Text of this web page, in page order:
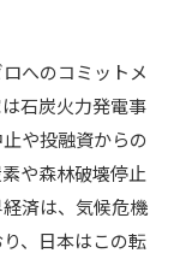
へのコミットメ
石炭火力発電事
や投融資からの
や森林破壊停止
済は、気候危機
、日本はこの転